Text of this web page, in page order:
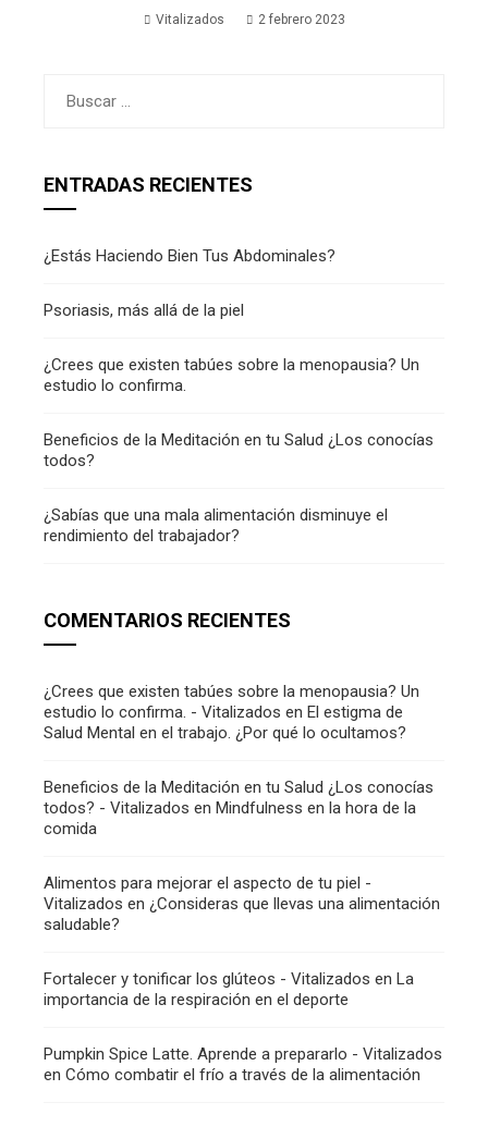
Vitalizados 2 febrero 2023
ENTRADAS RECIENTES
¿Estás Haciendo Bien Tus Abdominales?
Psoriasis, más allá de la piel
¿Crees que existen tabúes sobre la menopausia? Un
estudio lo confirma.
Beneficios de la Meditación en tu Salud ¿Los conocías
todos?
¿Sabías que una mala alimentación disminuye el
rendimiento del trabajador?
COMENTARIOS RECIENTES
¿Crees que existen tabúes sobre la menopausia? Un
estudio lo confirma. - Vitalizados en El estigma de
Salud Mental en el trabajo. ¿Por qué lo ocultamos?
Beneficios de la Meditación en tu Salud ¿Los conocías
todos? - Vitalizados en Mindfulness en la hora de la
comida
Alimentos para mejorar el aspecto de tu piel -
Vitalizados en ¿Consideras que llevas una alimentación
saludable?
Fortalecer y tonificar los glúteos - Vitalizados en La
importancia de la respiración en el deporte
Pumpkin Spice Latte. Aprende a prepararlo - Vitalizados
en Cómo combatir el frío a través de la alimentación